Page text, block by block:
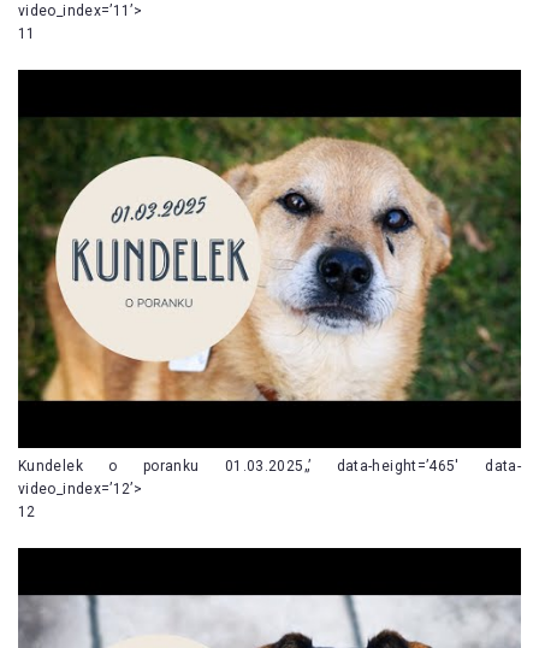
video_index=’11’>
11
Kundelek o poranku 01.03.2025„’ data-height=’465′ data-
video_index=’12’>
12